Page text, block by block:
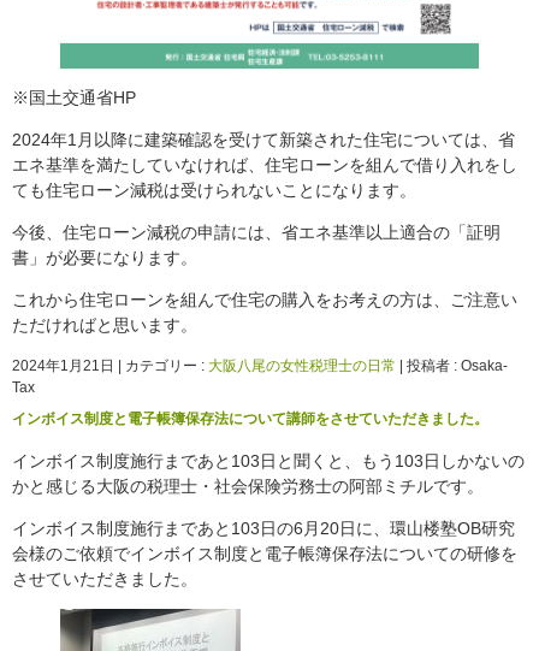
※国土交通省HP
2024年1月以降に建築確認を受けて新築された住宅については、省
エネ基準を満たしていなければ、住宅ローンを組んで借り入れをし
ても住宅ローン減税は受けられないことになります。
今後、住宅ローン減税の申請には、省エネ基準以上適合の「証明
書」が必要になります。
これから住宅ローンを組んで住宅の購入をお考えの方は、ご注意い
ただければと思います。
2024年1月21日 カテゴリー : 大阪八尾の女性税理士の日常
投稿者 : Osaka-
Tax
インボイス制度と電子帳簿保存法について講師をさせていただきました。
インボイス制度施行まであと103日と聞くと、もう103日しかないの
かと感じる大阪の税理士・社会保険労務士の阿部ミチルです。
インボイス制度施行まであと103日の6月20日に、環山楼塾OB研究
会様のご依頼でインボイス制度と電子帳簿保存法についての研修を
させていただきました。